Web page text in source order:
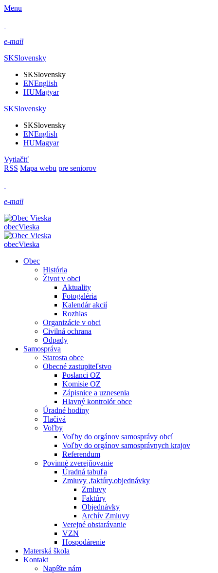
Menu
e-mail
SKSlovensky
SKSlovensky
ENEnglish
HUMagyar
SKSlovensky
SKSlovensky
ENEnglish
HUMagyar
Vytlačiť
RSS Mapa webu pre seniorov
e-mail
obecVieska
obecVieska
Obec
História
Život v obci
Aktuality
Fotogaléria
Kalendár akcií
Rozhlas
Organizácie v obci
Civilná ochrana
Odpady
Samospráva
Starosta obce
Obecné zastupiteľstvo
Poslanci OZ
Komisie OZ
Zápisnice a uznesenia
Hlavný kontrolór obce
Úradné hodiny
Tlačivá
Voľby
Voľby do orgánov samosprávy obcí
Voľby do orgánov samosprávnych krajov
Referendum
Povinné zverejňovanie
Úradná tabuľa
Zmluvy ,faktúry,objednávky
Zmluvy
Faktúry
Objednávky
Archív Zmluvy
Verejné obstarávanie
VZN
Hospodárenie
Materská škola
Kontakt
Napíšte nám